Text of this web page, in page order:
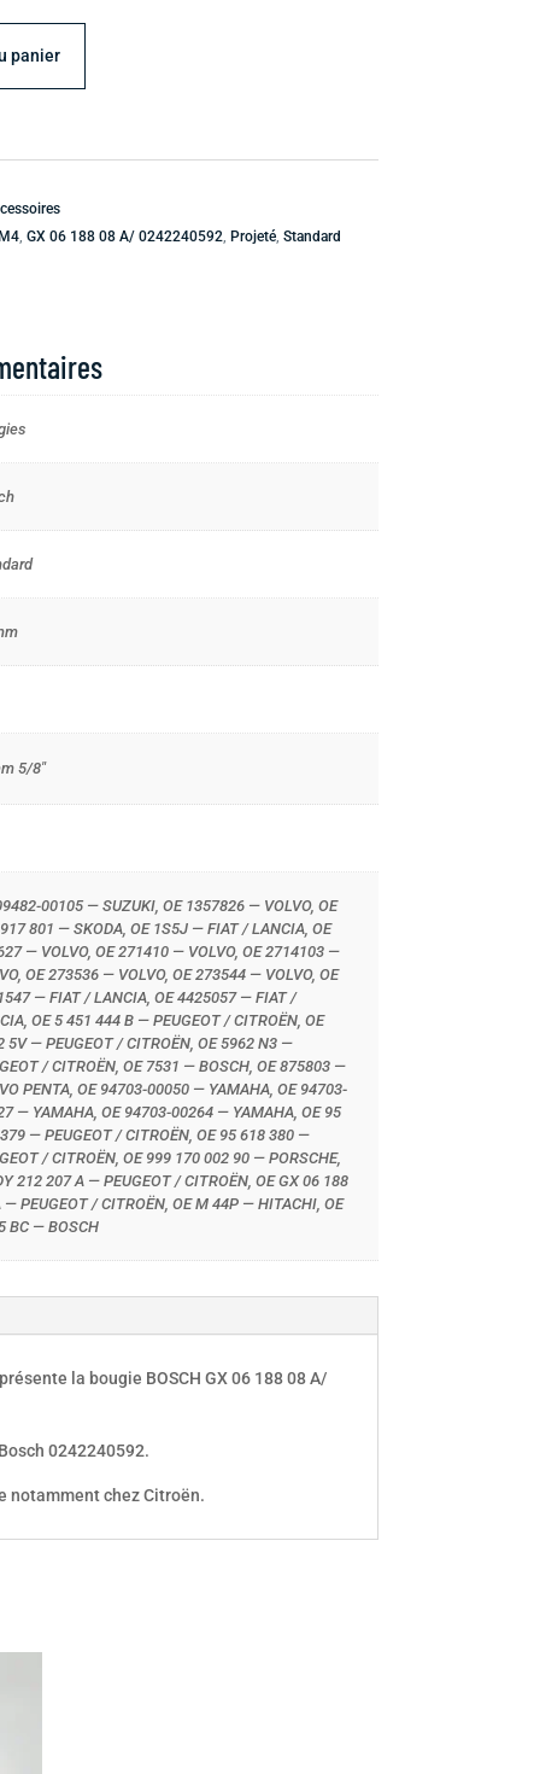
panier
, GX 06 188 08 A/ 0242240592, Projeté, Standard
5/8"
00105 — SUZUKI, OE 1357826 — VOLVO, OE
801 — SKODA, OE 1S5J — FIAT / LANCIA, OE
— VOLVO, OE 271410 — VOLVO, OE 2714103 —
OE 273536 — VOLVO, OE 273544 — VOLVO, OE
— FIAT / LANCIA, OE 4425057 — FIAT /
OE 5 451 444 B — PEUGEOT / CITROËN, OE
5V — PEUGEOT / CITROËN, OE 5962 N3 —
/ CITROËN, OE 7531 — BOSCH, OE 875803 —
PENTA, OE 94703-00050 — YAMAHA, OE 94703-
— YAMAHA, OE 94703-00264 — YAMAHA, OE 95
— PEUGEOT / CITROËN, OE 95 618 380 —
/ CITROËN, OE 999 170 002 90 — PORSCHE,
212 207 A — PEUGEOT / CITROËN, OE GX 06 188
— PEUGEOT / CITROËN, OE M 44P — HITACHI, OE
BC — BOSCH
la bougie BOSCH GX 06 188 08 A/
0242240592.
notamment chez Citroën.